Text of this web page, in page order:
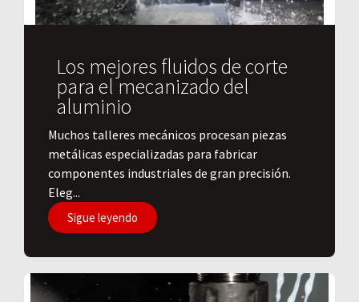
Los mejores fluidos de corte
para el mecanizado del
aluminio
​Muchos talleres mecánicos procesan piezas
metálicas especializadas para fabricar
componentes industriales de gran precisión.
Eleg...
Sigue leyendo